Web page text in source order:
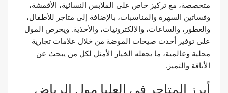
متخصصة، مع تركيز خاص على الملابس النسائية، الأقمشة،
وفساتين السهرة والمناسبات، بالإضافة إلى متاجر للأطفال،
والعطور، والساعات، والإلكترونيات، والأحذية. ويحرص المول
على توفير أحدث صيحات الموضة من خلال علامات تجارية
محلية وعالمية، ما يجعله الخيار الأمثل لكل من يبحث عن
الأناقة والتميز.
أبرز المتاجر في العليا مول الرياض